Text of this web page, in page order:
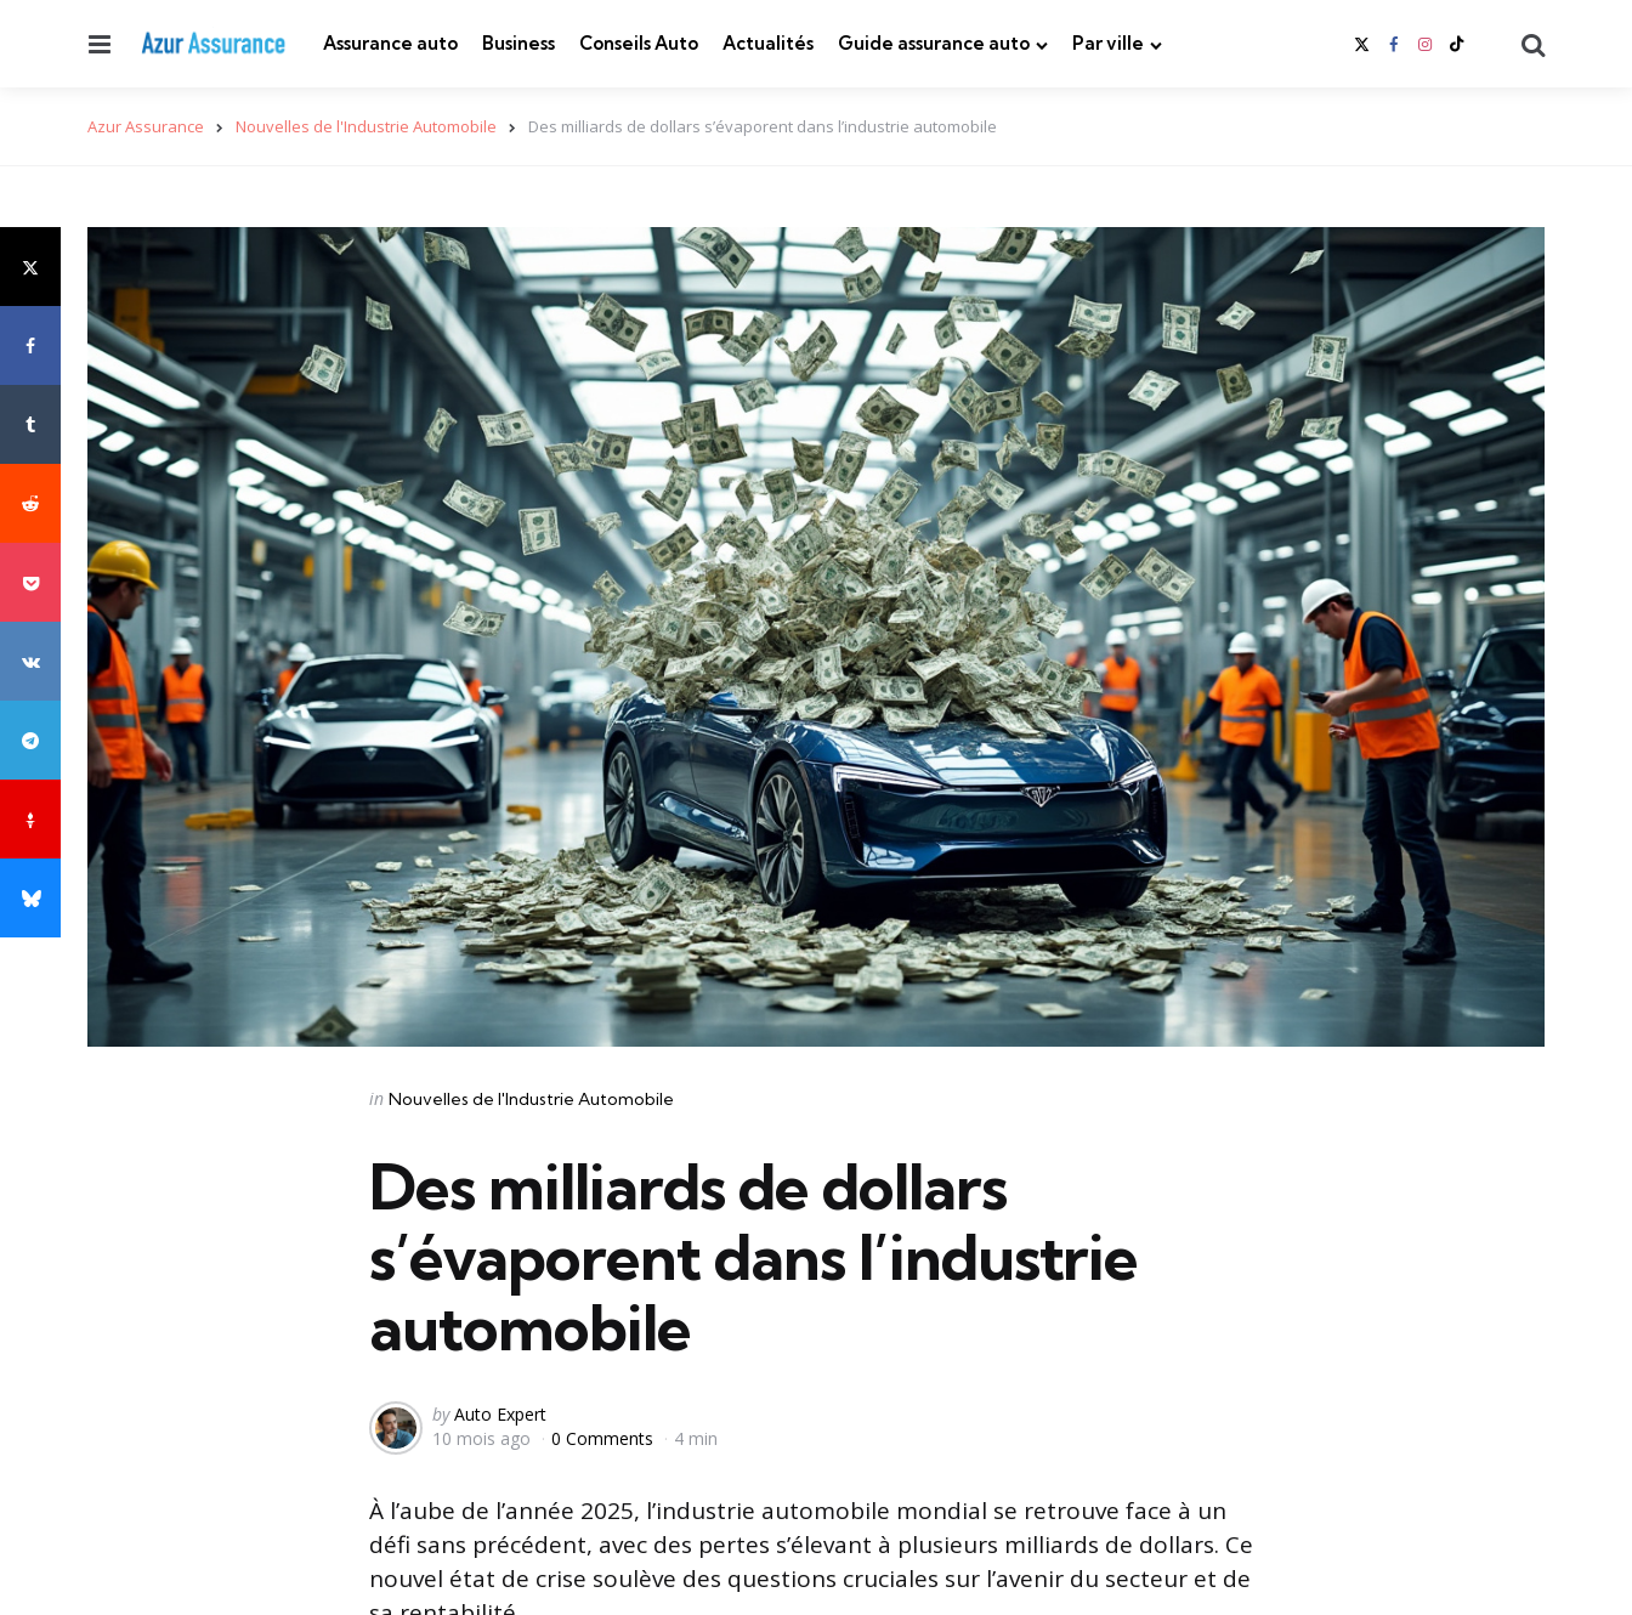
Menu Assurance auto Business Conseils Auto Actualités Guide assurance auto Par ville
Azur Assurance Nouvelles de l'Industrie Automobile Des milliards de dollars s’évaporent dans l’industrie automobile
Categories
Posted
in Nouvelles de l'Industrie Automobile
Des milliards de dollars
s’évaporent dans l’industrie
automobile
Posted
by
by Auto Expert
10 mois ago
0 Comments 4 min
À l’aube de l’année 2025, l’industrie automobile mondial se retrouve face à un
défi sans précédent, avec des pertes s’élevant à plusieurs milliards de dollars. Ce
nouvel état de crise soulève des questions cruciales sur l’avenir du secteur et de